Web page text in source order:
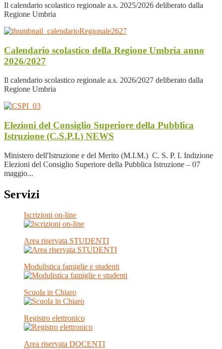
Il calendario scolastico regionale a.s. 2025/2026 deliberato dalla
Regione Umbria
Calendario scolastico della Regione Umbria anno
2026/2027
Il calendario scolastico regionale a.s. 2026/2027 deliberato dalla
Regione Umbria
Elezioni del Consiglio Superiore della Pubblica
Istruzione (C.S.P.I.) NEWS
Ministero dell'Istruzione e del Merito (M.I.M.) C. S. P. I. Indizione
Elezioni del Consiglio Superiore della Pubblica Istruzione – 07
maggio...
Servizi
Iscrizioni on-line
Area riservata STUDENTI
Modulistica famiglie e studenti
Scuola in Chiaro
Registro elettronico
Area riservata DOCENTI